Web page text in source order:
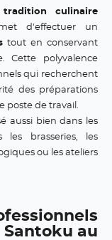
tradition culinaire
d'effectuer un
tout en conservant
Cette polyvalence
qui recherchent
des préparations
poste de travail.
aussi bien dans les
les brasseries, les
ou les ateliers
au